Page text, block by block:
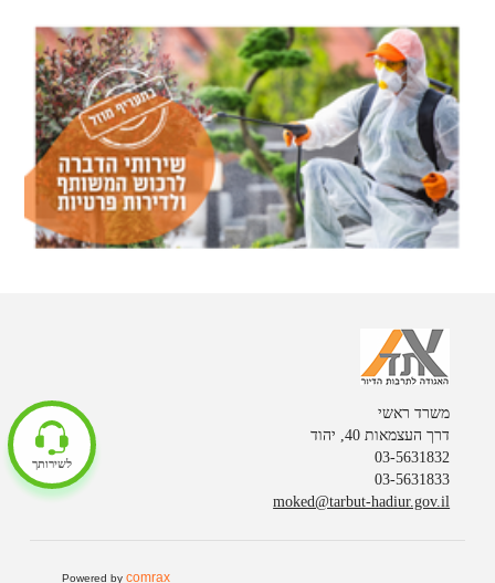
משרד ראשי
דרך העצמאות 40, יהוד
03-5631832
03-5631833
moked@tarbut-hadiur.gov.il
Powered bycomrax
לשירותך